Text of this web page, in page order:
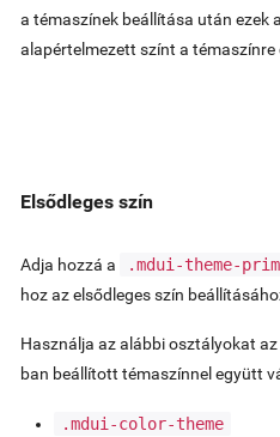
a témaszínek beállítása után ezek
alapértelmezett színt a témaszínre
Elsődleges szín
Adja hozzá a .mdui-theme-
hoz az elsődleges szín
Használja az alábbi osztályokat
ban beállított témaszínnel együtt
.mdui-color-theme